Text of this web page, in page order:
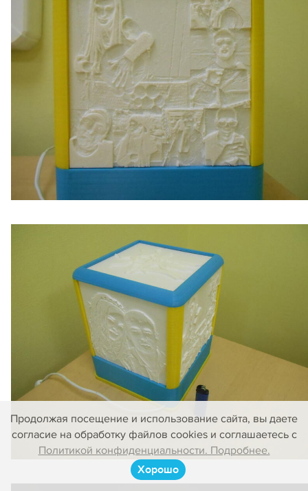
Продолжая посещение и использование сайта, вы даете
согласие на обработку файлов cookies и соглашаетесь с
Политикой конфиденциальности. Подробнее.
Хорошо